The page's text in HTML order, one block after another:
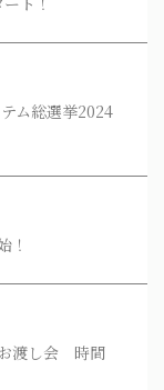
ム総選挙2024
！
渡し会 時間